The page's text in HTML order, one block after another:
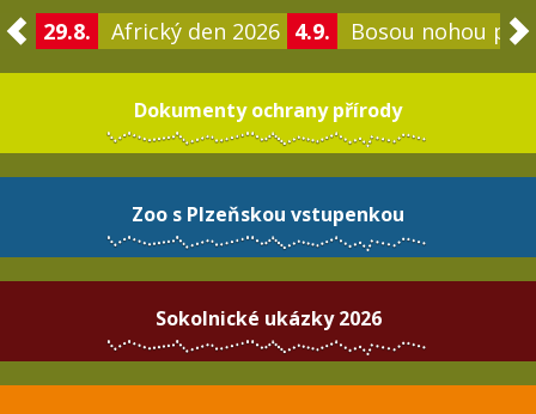
29.8. Africký den 2026 4.9. Bosou nohou po
Dokumenty ochrany přírody
Zoo s Plzeňskou vstupenkou
Sokolnické ukázky 2026